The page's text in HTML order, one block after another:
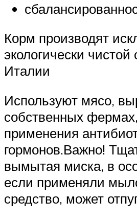
Корм производят
экологически чистой
Италии
Используют мясо,
собственных
применения
гормонов.Важно!
вымытая миска, в
если применяли
средство, может